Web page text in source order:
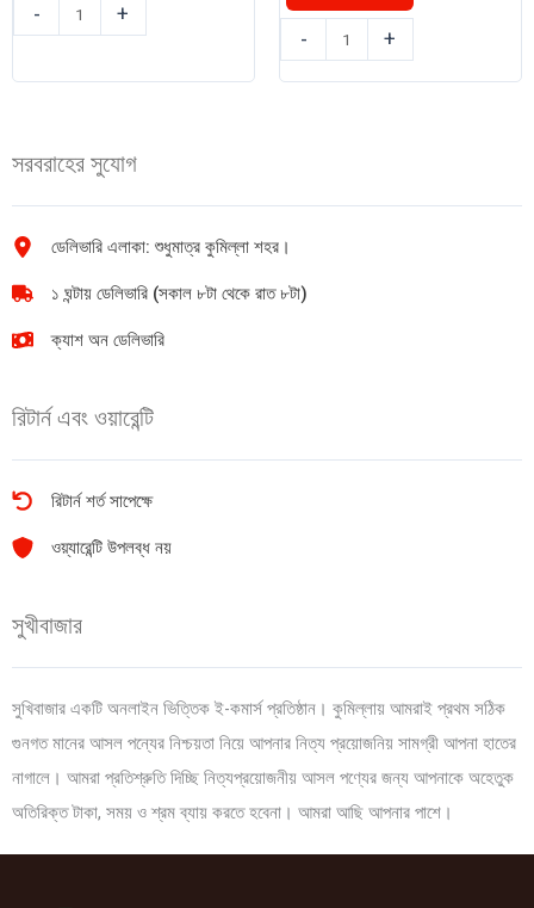
-
পিংকো
পাপড
quantity
+
-
ম্যাকারনি
(Penne
+
সরবরাহের সুযোগ
ডেলিভারি এলাকা: শুধুমাত্র কুমিল্লা শহর।
১ ঘন্টায় ডেলিভারি (সকাল ৮টা থেকে রাত ৮টা)
ক্যাশ অন ডেলিভারি
রিটার্ন এবং ওয়ারেন্টি
রিটার্ন শর্ত সাপেক্ষে
ওয়্যারেন্টি উপলব্ধ নয়
সুখীবাজার
সুখিবাজার একটি অনলাইন ভিত্তিক ই-কমার্স প্রতিষ্ঠান। কুমিল্লায় আমরাই প্রথম সঠিক
গুনগত মানের আসল পন্যের নিশ্চয়তা নিয়ে আপনার নিত্য প্রয়োজনিয় সামগ্রী আপনা হাতের
নাগালে। আমরা প্রতিশ্রুতি দিচ্ছি নিত্যপ্রয়োজনীয় আসল পণ্যের জন্য আপনাকে অহেতুক
অতিরিক্ত টাকা, সময় ও শ্রম ব্যায় করতে হবেনা। আমরা আছি আপনার পাশে।